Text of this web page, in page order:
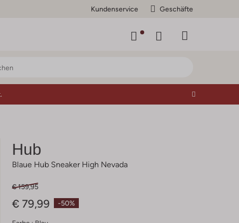
Kundenservice Geschäfte
Hub
Blaue Hub Sneaker High Nevada
-50%
€ 159,95
€ 79,99